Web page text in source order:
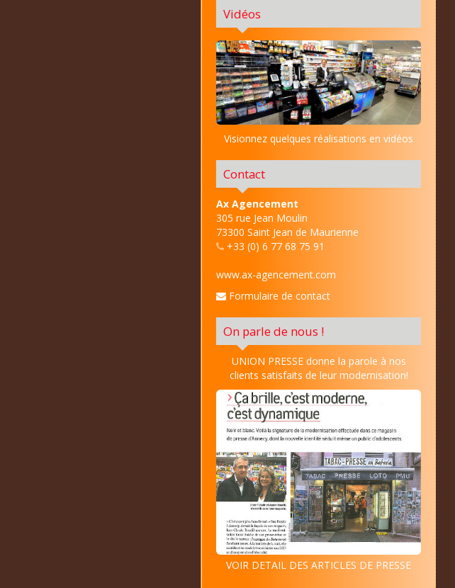
Vidéos
Visionnez quelques réalisations en vidéos
Contact
Ax Agencement
305 rue Jean Moulin
73300 Saint Jean de Maurienne
+33 (0) 6 77 68 75 91
www.ax-agencement.com
Formulaire de contact
On parle de nous !
UNION PRESSE donne la parole à nos
clients satisfaits de leur modernisation!
VOIR DETAIL DES ARTICLES DE PRESSE